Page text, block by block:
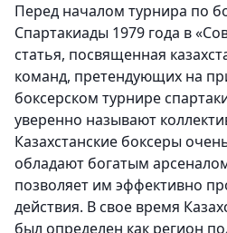
Перед началом турнира по
Спартакиады 1979 года в
статья, посвященная
команд, претендующих на
боксерском турнире
уверенно называют
Казахстанские боксеры
обладают богатым
позволяет им эффективно
действия. В свое время
был определен как регион